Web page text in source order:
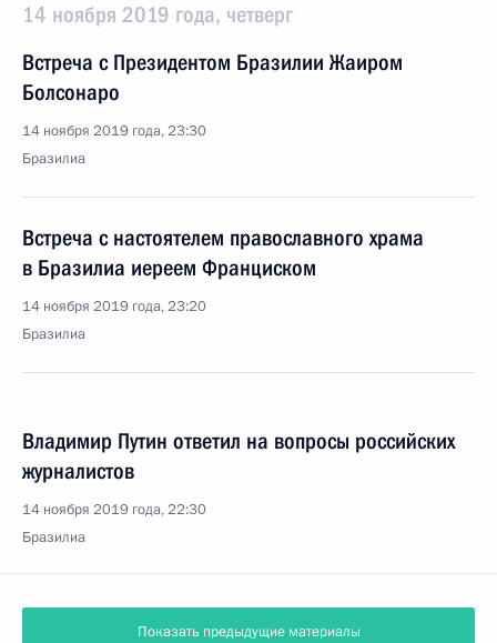
14 ноября 2019 года, четверг
Встреча с Президентом Бразилии Жаиром
Болсонаро
14 ноября 2019 года, 23:30
Бразилиа
Встреча с настоятелем православного храма
в Бразилиа иереем Франциском
14 ноября 2019 года, 23:20
Бразилиа
Владимир Путин ответил на вопросы российских
журналистов
14 ноября 2019 года, 22:30
Бразилиа
Показать предыдущие материалы